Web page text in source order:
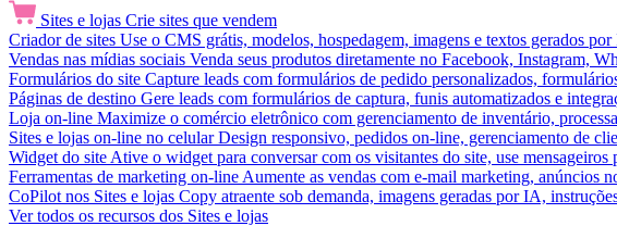
Sites e lojas Crie sites que vendem
Criador de sites Use o CMS grátis, modelos, hospedagem, imagens e textos gerados
Vendas nas mídias sociais Venda seus produtos diretamente no Facebook, Instagram,
Formulários do site Capture leads com formulários de pedido personalizados,
Páginas de destino Gere leads com formulários de captura, funis automatizados e
Loja on-line Maximize o comércio eletrônico com gerenciamento de inventário,
Sites e lojas on-line no celular Design responsivo, pedidos on-line, gerenciamento de
Widget do site Ative o widget para conversar com os visitantes do site, use mensageiros
Ferramentas de marketing on-line Aumente as vendas com e-mail marketing, anúncios
CoPilot nos Sites e lojas Copy atraente sob demanda, imagens geradas por IA,
Ver todos os recursos dos Sites e lojas